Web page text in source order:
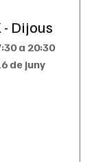
- Dijous
a 20:30
de juny